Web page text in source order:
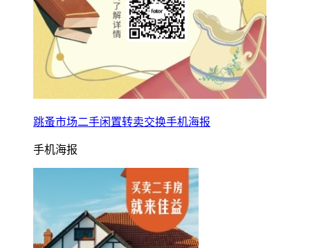
跳蚤市场二手闲置转卖交换手机海报
手机海报